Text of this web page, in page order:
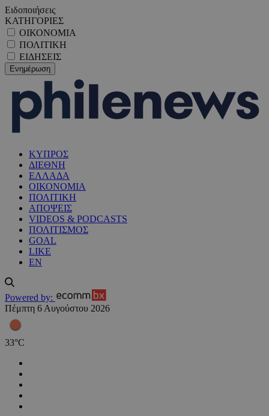
Ειδοποιήσεις
ΚΑΤΗΓΟΡΙΕΣ
ΟΙΚΟΝΟΜΙΑ
ΠΟΛΙΤΙΚΗ
ΕΙΔΗΣΕΙΣ
ΚΥΠΡΟΣ
ΔΙΕΘΝΗ
ΕΛΛΑΔΑ
ΟΙΚΟΝΟΜΙΑ
ΠΟΛΙΤΙΚΗ
ΑΠΟΨΕΙΣ
VIDEOS & PODCASTS
ΠΟΛΙΤΙΣΜΟΣ
GOAL
LIKE
EN
Powered by:
Πέμπτη 6 Αυγούστου 2026
33°C